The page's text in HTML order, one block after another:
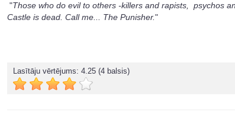
"Those who do evil to others -killers and rapists, psychos
Castle is dead. Call me... The Punisher."
Lasītāju vērtējums: 4.25 (4 balsis)